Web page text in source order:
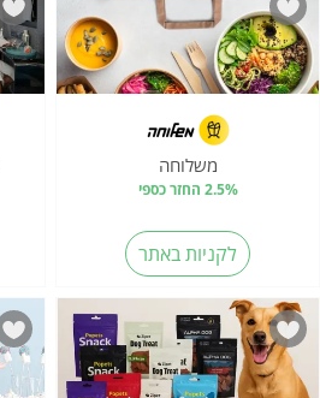
משלוחה
2.5% החזר כספי
לקניות באתר